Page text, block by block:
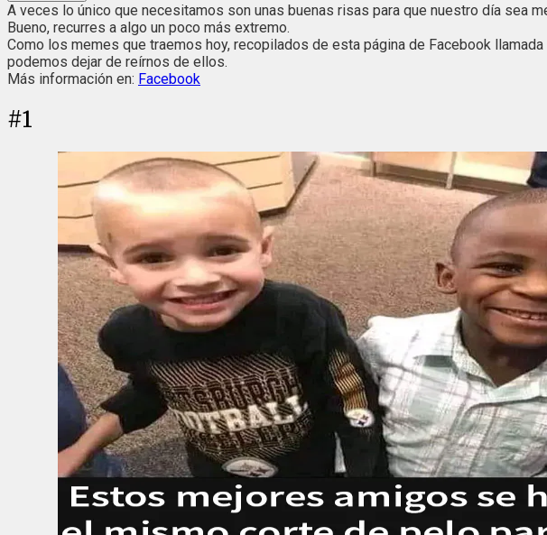
A veces lo único que necesitamos son unas buenas risas para que nuestro día sea
Bueno, recurres a algo un poco más extremo.
Como los memes que traemos hoy, recopilados de esta página de Facebook
podemos dejar de reírnos de ellos.
Más información en: Facebook
#1